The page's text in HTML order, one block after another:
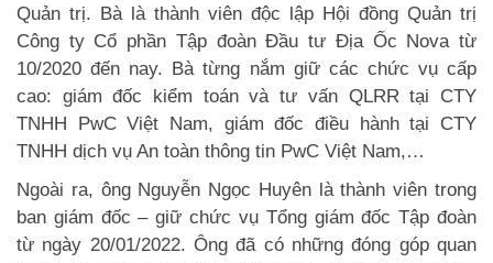
Quản trị. Bà là thành viên độc lập Hội đồng Quản trị
Công ty Cổ phần Tập đoàn Đầu tư Địa Ốc Nova từ
10/2020 đến nay. Bà từng nắm giữ các chức vụ cấp
cao: giám đốc kiểm toán và tư vấn QLRR tại CTY
TNHH PwC Việt Nam, giám đốc điều hành tại CTY
TNHH dịch vụ An toàn thông tin PwC Việt Nam,…
Ngoài ra, ông Nguyễn Ngọc Huyên là thành viên trong
ban giám đốc – giữ chức vụ Tổng giám đốc Tập đoàn
từ ngày 20/01/2022. Ông đã có những đóng góp quan